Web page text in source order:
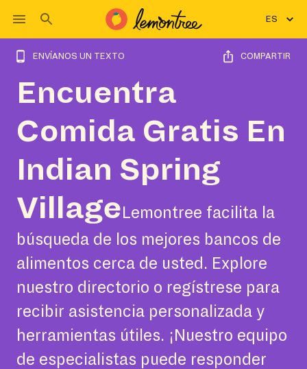
ES
ENVÍANOS UN TEXTO COMPARTIR
Encuentra
Comida Gratis En
Indian Spring
Village Lemontree facilita la
búsqueda de los mejores bancos de
alimentos cerca de usted. Explore
nuestro directorio o regístrese para
recibir asistencia personalizada y
herramientas útiles. ¡Nuestro equipo
de especialistas puede responder